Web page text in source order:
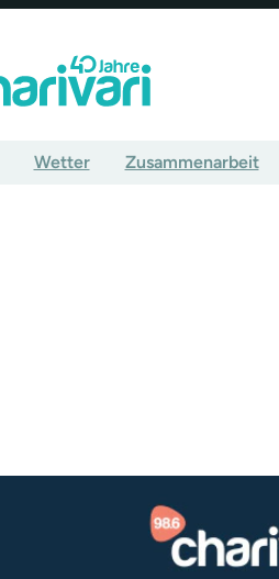
Wetter Zusammenarbeit